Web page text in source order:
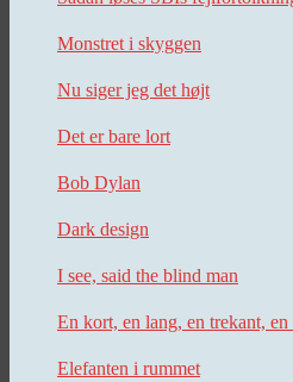
Monstret i skyggen
Nu siger jeg det højt
Det er bare lort
Bob Dylan
Dark design
I see, said the blind man
En kort, en lang, en trekant, en
Elefanten i rummet